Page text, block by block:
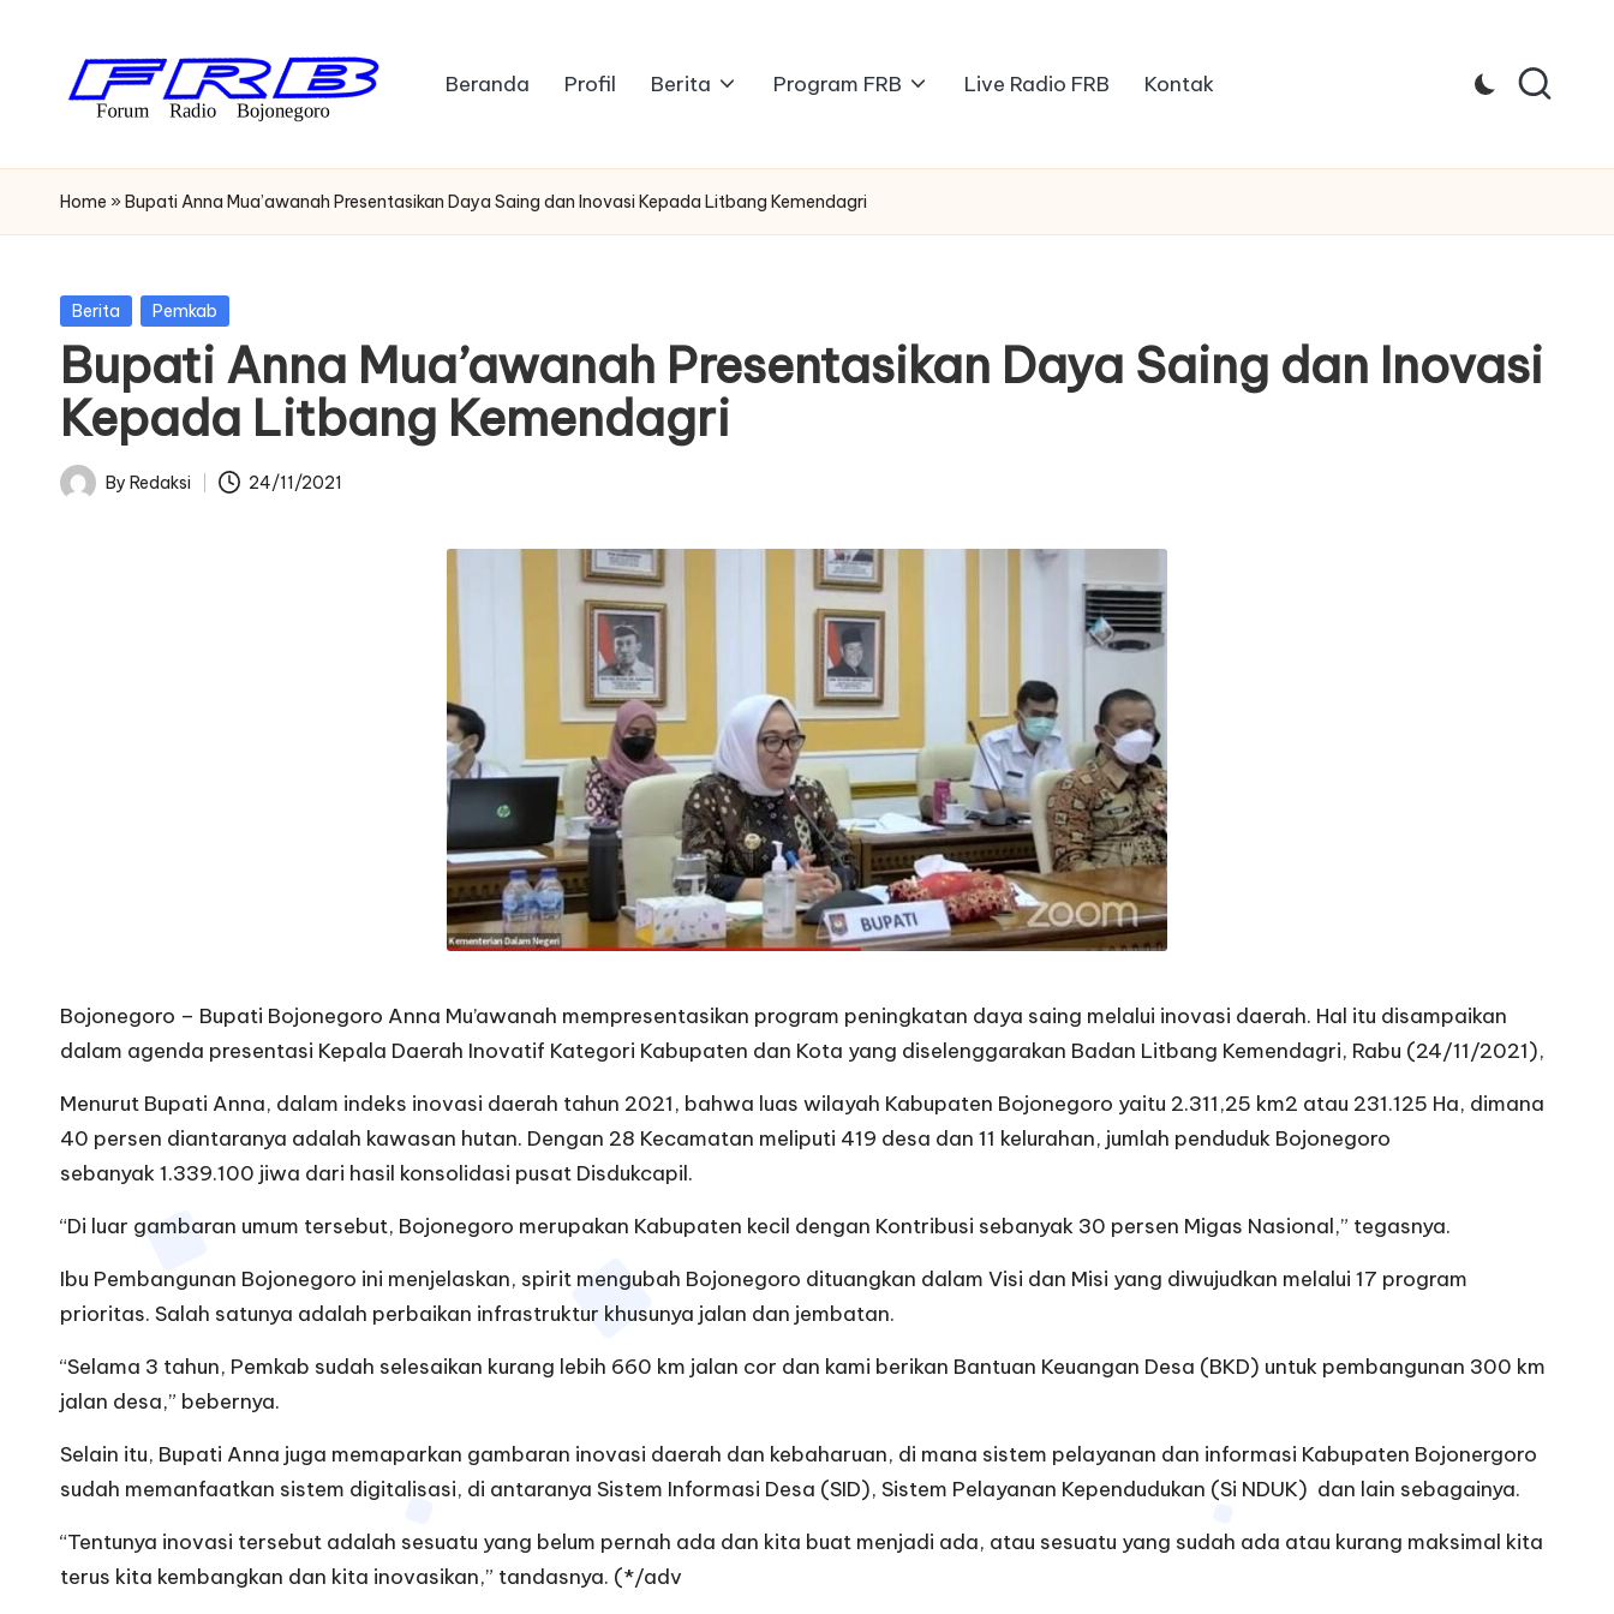
F
o
u
m
R
a
r
o
Radio
Bojonegoro
Beranda Profil Berita Program FRB Live Radio FRB Kontak
Home » Bupati Anna Mua’awanah Presentasikan Daya Saing dan Inovasi Kepada Litbang Kemendagri
Posted
Berita Pemkab
Bupati Anna Mua’awanah Presentasikan Daya Saing dan Inovasi
Kepada Litbang Kemendagri
Posted
By Redaksi 24/11/2021
Bojonegoro – Bupati Bojonegoro Anna Mu’awanah mempresentasikan program peningkatan daya saing melalui inovasi daerah. Hal itu disampaikan
dalam agenda presentasi Kepala Daerah Inovatif Kategori Kabupaten dan Kota yang diselenggarakan Badan Litbang Kemendagri, Rabu (24/11/2021),
Menurut Bupati Anna, dalam indeks inovasi daerah tahun 2021, bahwa luas wilayah Kabupaten Bojonegoro yaitu 2.311,25 km2 atau 231.125 Ha, dimana
40 persen diantaranya adalah kawasan hutan. Dengan 28 Kecamatan meliputi 419 desa dan 11 kelurahan, jumlah penduduk Bojonegoro
sebanyak1.339.100 jiwa dari hasil konsolidasi pusat Disdukcapil.
“Di luar gambaran umum tersebut, Bojonegoro merupakan Kabupaten kecil dengan Kontribusi sebanyak 30 persen Migas Nasional,” tegasnya.
Ibu Pembangunan Bojonegoro ini menjelaskan, spirit mengubah Bojonegoro dituangkan dalam Visi dan Misi yang diwujudkan melalui 17 program
prioritas. Salah satunya adalah perbaikan infrastruktur khusunya jalan dan jembatan.
“Selama 3 tahun, Pemkab sudah selesaikan kurang lebih 660 km jalan cor dan kami berikan Bantuan Keuangan Desa (BKD) untuk pembangunan 300 km
jalan desa,” bebernya.
Selain itu, Bupati Anna juga memaparkan gambaran inovasi daerah dan kebaharuan, di mana sistem pelayanan dan informasi Kabupaten Bojonergoro
sudah memanfaatkan sistem digitalisasi, di antaranya Sistem Informasi Desa (SID), Sistem Pelayanan Kependudukan (Si NDUK) dan lain sebagainya.
“Tentunya inovasi tersebut adalah sesuatu yang belum pernah ada dan kita buat menjadi ada, atau sesuatu yang sudah ada atau kurang maksimal kita
terus kita kembangkan dan kita inovasikan,” tandasnya. (*/adv